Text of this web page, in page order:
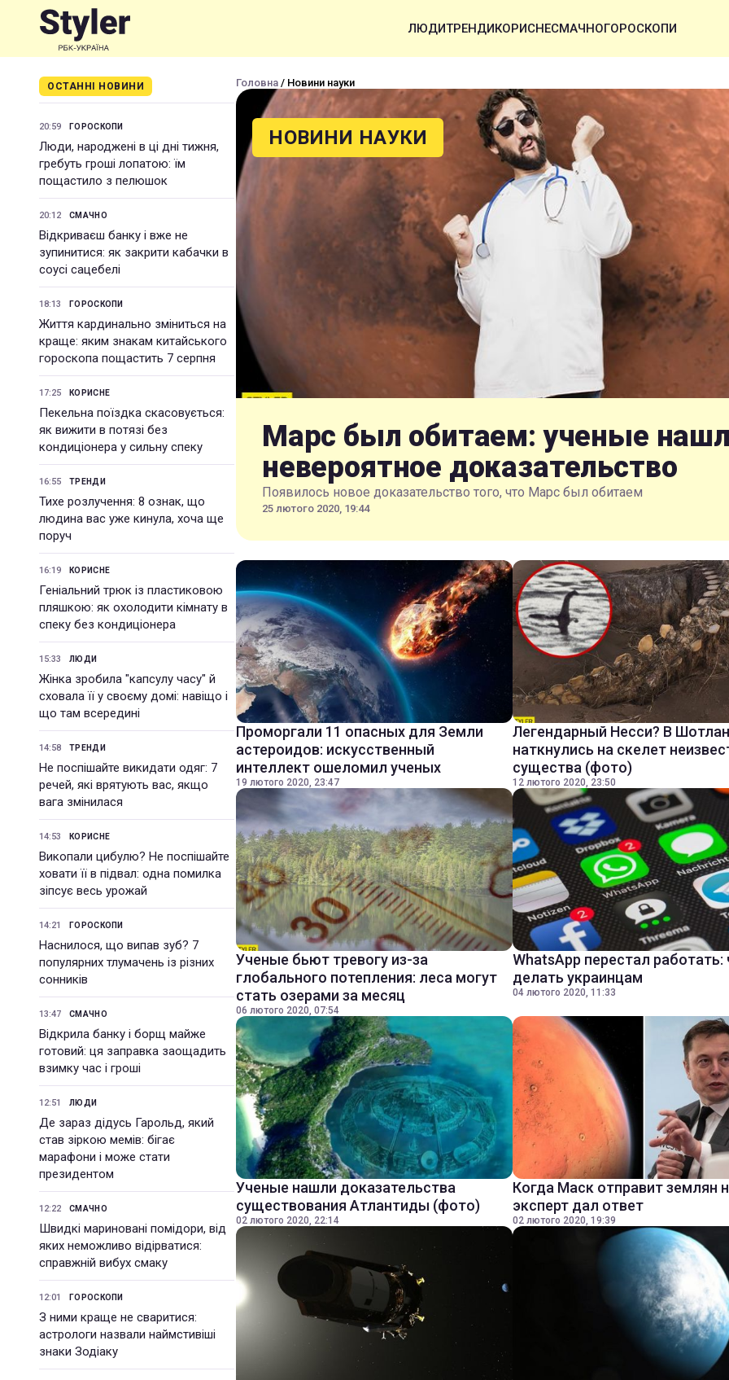
ЛЮДИТРЕНДИКОРИСНЕСМАЧНОГОРОСКОПИ
ОСТАННІ НОВИНИ
20:59 ГОРОСКОПИ
Люди, народжені в ці дні тижня,
гребуть гроші лопатою: їм
пощастило з пелюшок
20:12 СМАЧНО
Відкриваєш банку і вже не
зупинитися: як закрити кабачки в
соусі сацебелі
18:13 ГОРОСКОПИ
Життя кардинально зміниться на
краще: яким знакам китайського
гороскопа пощастить 7 серпня
17:25 КОРИСНЕ
Пекельна поїздка скасовується:
як вижити в потязі без
кондиціонера у сильну спеку
16:55 ТРЕНДИ
Тихе розлучення: 8 ознак, що
людина вас уже кинула, хоча ще
поруч
16:19 КОРИСНЕ
Геніальний трюк із пластиковою
пляшкою: як охолодити кімнату в
спеку без кондиціонера
15:33 ЛЮДИ
Жінка зробила "капсулу часу" й
сховала її у своєму домі: навіщо і
що там всередині
14:58 ТРЕНДИ
Не поспішайте викидати одяг: 7
речей, які врятують вас, якщо
вага змінилася
14:53 КОРИСНЕ
Викопали цибулю? Не поспішайте
ховати її в підвал: одна помилка
зіпсує весь урожай
14:21 ГОРОСКОПИ
Наснилося, що випав зуб? 7
популярних тлумачень із різних
сонників
13:47 СМАЧНО
Відкрила банку і борщ майже
готовий: ця заправка заощадить
взимку час і гроші
12:51 ЛЮДИ
Де зараз дідусь Гарольд, який
став зіркою мемів: бігає
марафони і може стати
президентом
12:22 СМАЧНО
Швидкі мариновані помідори, від
яких неможливо відірватися:
справжній вибух смаку
12:01 ГОРОСКОПИ
З ними краще не сваритися:
астрологи назвали наймстивіші
знаки Зодіаку
Головна / Новини науки
НОВИНИ НАУКИ
Марс был обитаем: ученые
невероятное доказательство
Появилось новое доказательство того, что Марс был обитаем
25 лютого 2020, 19:44
Проморгали 11 опасных для Земли
астероидов: искусственный
интеллект ошеломил ученых
19 лютого 2020, 23:47
Легендарный Несси? В
наткнулись на скелет
существа (фото)
12 лютого 2020, 23:50
Ученые бьют тревогу из-за
глобального потепления: леса могут
стать озерами за месяц
06 лютого 2020, 07:54
WhatsApp перестал работать:
делать украинцам
04 лютого 2020, 11:33
Ученые нашли доказательства
существования Атлантиды (фото)
02 лютого 2020, 22:14
Когда Маск отправит землян
эксперт дал ответ
02 лютого 2020, 19:39